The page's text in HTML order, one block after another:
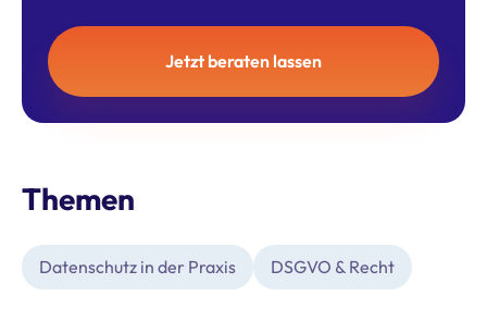
Jetzt beraten lassen
Themen
Datenschutz in der Praxis DSGVO & Recht